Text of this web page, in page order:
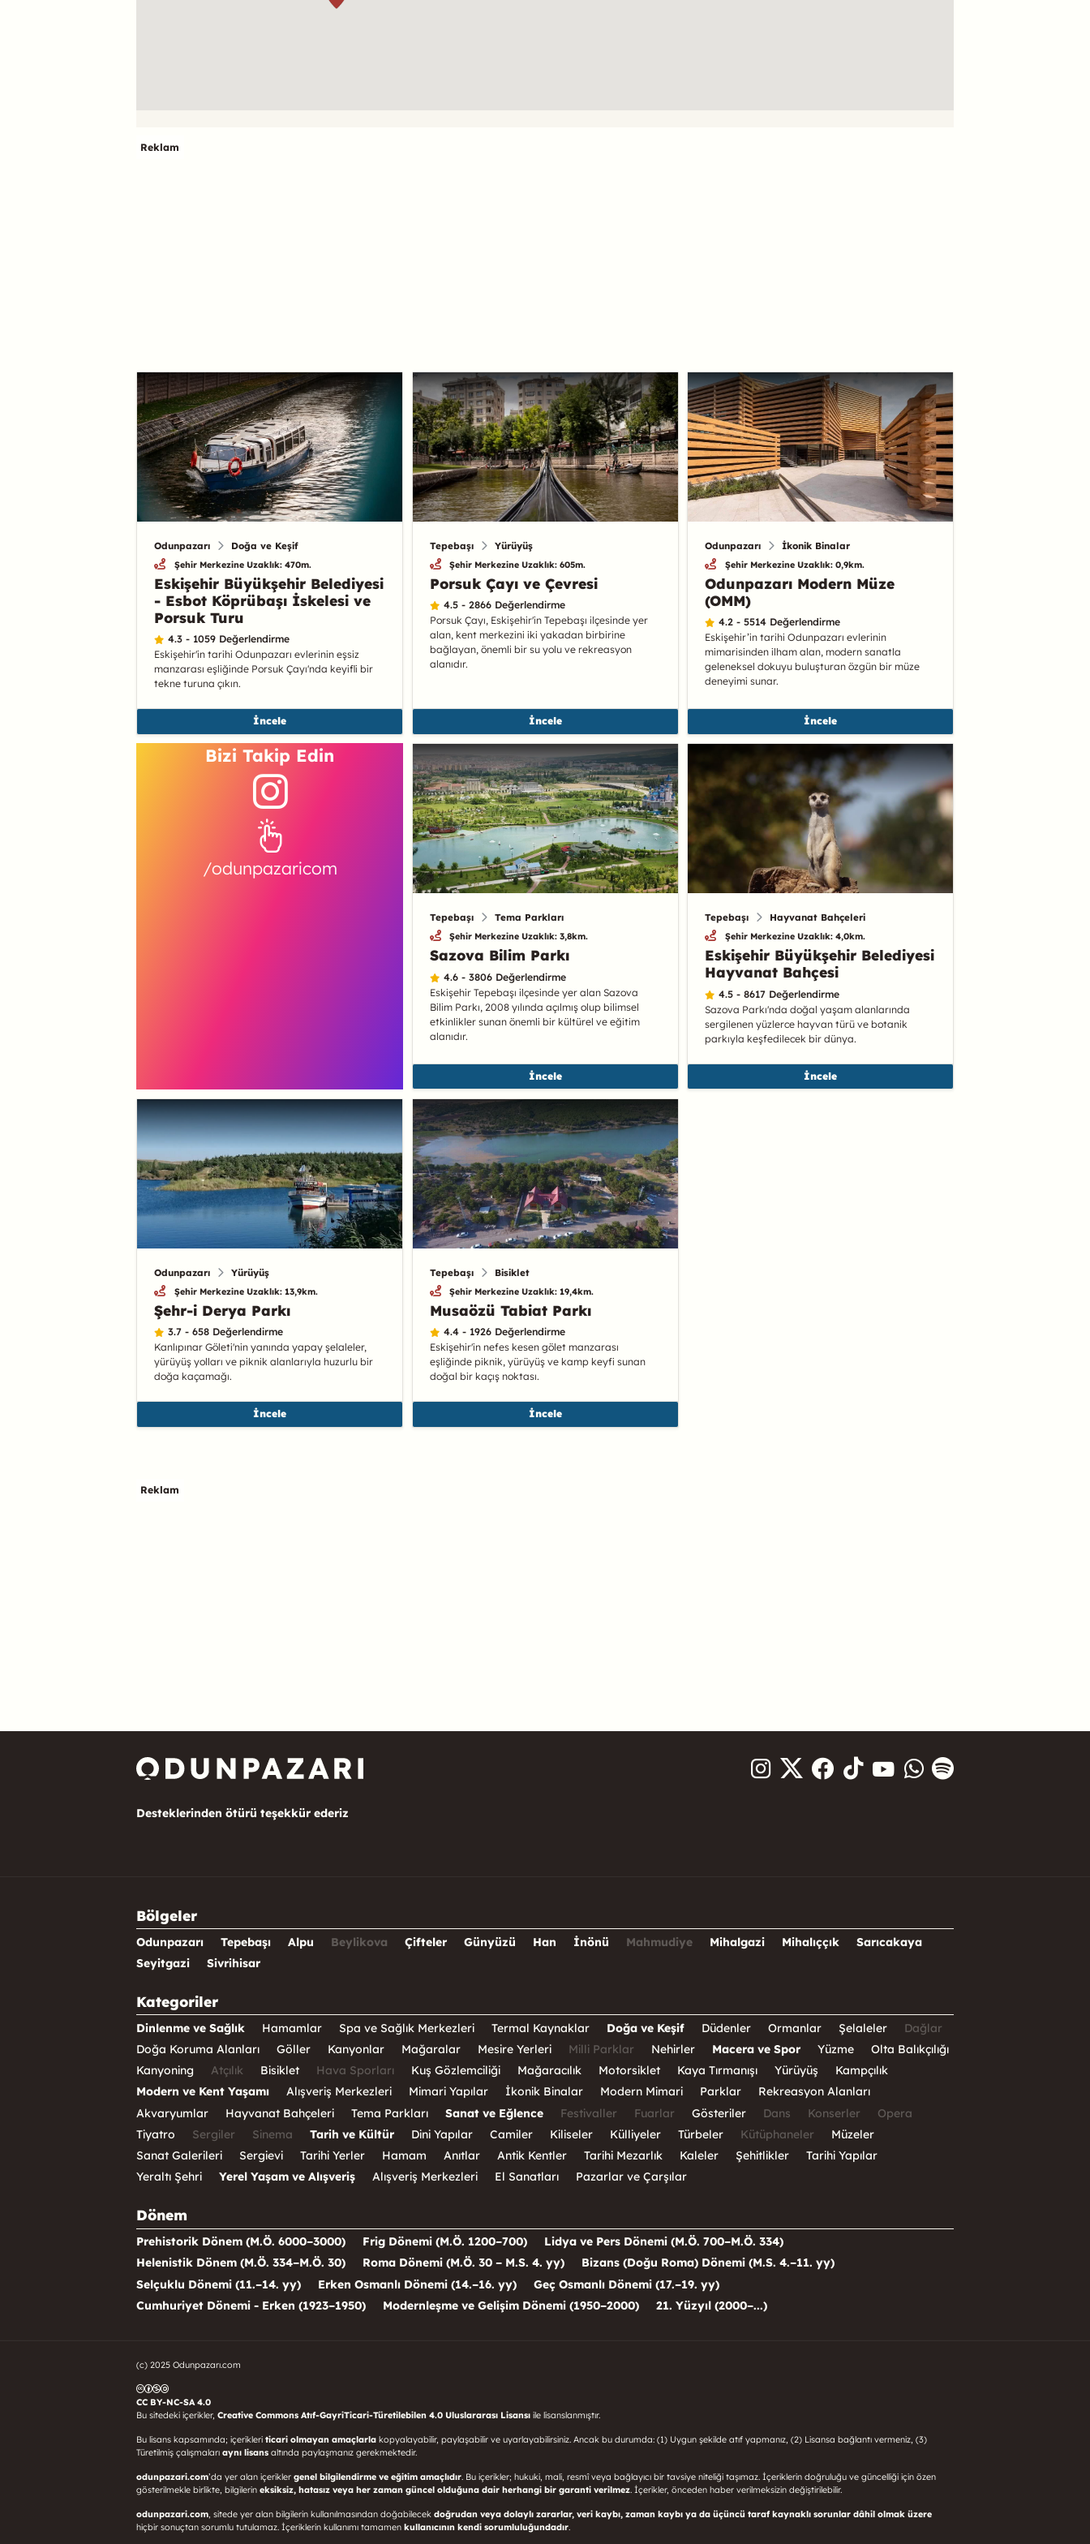
Reklam
Odunpazarı Doğa ve Keşif
Şehir Merkezine Uzaklık: 470m.
Eskişehir Büyükşehir Belediyesi
- Esbot Köprübaşı İskelesi ve
Porsuk Turu
4.3 - 1059 Değerlendirme
Eskişehir'in tarihi Odunpazarı evlerinin eşsiz
manzarası eşliğinde Porsuk Çayı'nda keyifli bir
tekne turuna çıkın.
İncele
Tepebaşı Yürüyüş
Şehir Merkezine Uzaklık: 605m.
Porsuk Çayı ve Çevresi
4.5 - 2866 Değerlendirme
Porsuk Çayı, Eskişehir'in Tepebaşı ilçesinde yer
alan, kent merkezini iki yakadan birbirine
bağlayan, önemli bir su yolu ve rekreasyon
alanıdır.
İncele
Odunpazarı İkonik Binalar
Şehir Merkezine Uzaklık: 0,9km.
Odunpazarı Modern Müze
(OMM)
4.2 - 5514 Değerlendirme
Eskişehir’in tarihi Odunpazarı evlerinin
mimarisinden ilham alan, modern sanatla
geleneksel dokuyu buluşturan özgün bir müze
deneyimi sunar.
İncele
Bizi Takip Edin
/odunpazaricom
Tepebaşı Tema Parkları
Şehir Merkezine Uzaklık: 3,8km.
Sazova Bilim Parkı
4.6 - 3806 Değerlendirme
Eskişehir Tepebaşı ilçesinde yer alan Sazova
Bilim Parkı, 2008 yılında açılmış olup bilimsel
etkinlikler sunan önemli bir kültürel ve eğitim
alanıdır.
İncele
Tepebaşı Hayvanat Bahçeleri
Şehir Merkezine Uzaklık: 4,0km.
Eskişehir Büyükşehir Belediyesi
Hayvanat Bahçesi
4.5 - 8617 Değerlendirme
Sazova Parkı'nda doğal yaşam alanlarında
sergilenen yüzlerce hayvan türü ve botanik
parkıyla keşfedilecek bir dünya.
İncele
Odunpazarı Yürüyüş
Şehir Merkezine Uzaklık: 13,9km.
Şehr-i Derya Parkı
3.7 - 658 Değerlendirme
Kanlıpınar Göleti'nin yanında yapay şelaleler,
yürüyüş yolları ve piknik alanlarıyla huzurlu bir
doğa kaçamağı.
İncele
Tepebaşı Bisiklet
Şehir Merkezine Uzaklık: 19,4km.
Musaözü Tabiat Parkı
4.4 - 1926 Değerlendirme
Eskişehir'in nefes kesen gölet manzarası
eşliğinde piknik, yürüyüş ve kamp keyfi sunan
doğal bir kaçış noktası.
İncele
Reklam
Desteklerinden ötürü teşekkür ederiz
Bölgeler
Odunpazarı Tepebaşı Alpu Beylikova Çifteler Günyüzü Han İnönü Mahmudiye Mihalgazi Mihalıççık
Sarıcakaya
Seyitgazi
Sivrihisar
Kategoriler
Dinlenme ve Sağlık Hamamlar Spa ve Sağlık Merkezleri Termal Kaynaklar Doğa ve Keşif Düdenler Ormanlar Şelaleler
Dağlar
Doğa Koruma Alanları
Göller Kanyonlar Mağaralar Mesire Yerleri Milli Parklar Nehirler Macera ve Spor Yüzme
Olta Balıkçılığı
Kanyoning
Atçılık Bisiklet Hava Sporları Kuş Gözlemciliği Mağaracılık Motorsiklet Kaya Tırmanışı Yürüyüş
Kampçılık
Modern ve Kent Yaşamı
Alışveriş Merkezleri Mimari Yapılar İkonik Binalar Modern Mimari Parklar
Rekreasyon Alanları
Akvaryumlar
Hayvanat Bahçeleri Tema Parkları Sanat ve Eğlence Festivaller Fuarlar Gösteriler Dans Konserler
Opera
Tiyatro
Sergiler Sinema Tarih ve Kültür Dini Yapılar Camiler Kiliseler Külliyeler Türbeler Kütüphaneler
Müzeler
Sanat Galerileri
Sergievi Tarihi Yerler Hamam Anıtlar Antik Kentler Tarihi Mezarlık Kaleler Şehitlikler
Tarihi Yapılar
Yeraltı Şehri
Yerel Yaşam ve Alışveriş Alışveriş Merkezleri El Sanatları Pazarlar ve Çarşılar
Dönem
Prehistorik Dönem (M.Ö. 6000–3000) Frig Dönemi (M.Ö. 1200–700)
Lidya ve Pers Dönemi (M.Ö. 700–M.Ö. 334)
Helenistik Dönem (M.Ö. 334–M.Ö. 30)
Roma Dönemi (M.Ö. 30 – M.S. 4. yy)
Bizans (Doğu Roma) Dönemi (M.S. 4.–11. yy)
Selçuklu Dönemi (11.–14. yy)
Erken Osmanlı Dönemi (14.–16. yy)
Geç Osmanlı Dönemi (17.–19. yy)
Cumhuriyet Dönemi - Erken (1923–1950)
Modernleşme ve Gelişim Dönemi (1950–2000) 21. Yüzyıl (2000–...)
(c) 2025 Odunpazarı.com
CC BY-NC-SA 4.0
Bu sitedeki içerikler, Creative Commons Atıf-GayriTicari-Türetilebilen 4.0 Uluslararası Lisansı ile lisanslanmıştır.
Bu lisans kapsamında; içerikleri ticari olmayan amaçlarla kopyalayabilir, paylaşabilir ve uyarlayabilirsiniz. Ancak bu durumda: (1) Uygun şekilde atıf yapmanız, (2) Lisansa bağlantı vermeniz, (3)
Türetilmiş çalışmaları aynı lisans altında paylaşmanız gerekmektedir.
odunpazari.com’da yer alan içerikler genel bilgilendirme ve eğitim amaçlıdır . Bu içerikler; hukuki, mali, resmî veya bağlayıcı bir tavsiye niteliği taşımaz. İçeriklerin doğruluğu ve güncelliği için özen
gösterilmekle birlikte, bilgilerin eksiksiz, hatasız veya her zaman güncel olduğuna dair herhangi bir garanti verilmez . İçerikler, önceden haber verilmeksizin değiştirilebilir.
odunpazari.com , sitede yer alan bilgilerin kullanılmasından doğabilecek doğrudan veya dolaylı zararlar, veri kaybı, zaman kaybı ya da üçüncü taraf kaynaklı sorunlar dâhil olmak üzere
hiçbir sonuçtan sorumlu tutulamaz. İçeriklerin kullanımı tamamen kullanıcının kendi sorumluluğundadır